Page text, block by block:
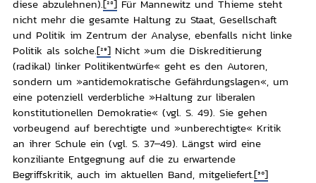
diese abzulehnen).[28]Für Mannewitz und Thieme steht
nicht mehr die gesamte Haltung zu Staat, Gesellschaft
und Politik im Zentrum der Analyse, ebenfalls nicht linke
Politik als solche.[29]Nicht »um die Diskreditierung
(radikal) linker Politikentwürfe« geht es den Autoren,
sondern um »antidemokratische Gefährdungslagen«, um
eine potenziell verderbliche »Haltung zur liberalen
konstitutionellen Demokratie« (vgl. S. 49). Sie gehen
vorbeugend auf berechtigte und »unberechtigte« Kritik
an ihrer Schule ein (vgl. S. 37–49). Längst wird eine
konziliante Entgegnung auf die zu erwartende
Begriffskritik, auch im aktuellen Band, mitgeliefert.[30]